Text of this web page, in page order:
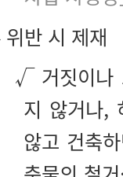
위반 시 제재
√ 거짓이나
지 않거나,
않고 건축